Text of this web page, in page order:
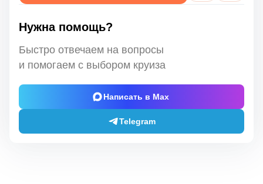
Нужна помощь?
Быстро отвечаем на вопросы
и помогаем с выбором круиза
Написать в Max
Telegram